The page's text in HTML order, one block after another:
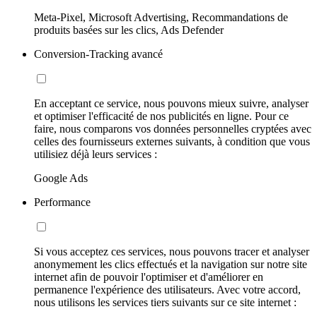
Meta-Pixel, Microsoft Advertising, Recommandations de
produits basées sur les clics, Ads Defender
Conversion-Tracking avancé
En acceptant ce service, nous pouvons mieux suivre, analyser
et optimiser l'efficacité de nos publicités en ligne. Pour ce
faire, nous comparons vos données personnelles cryptées avec
celles des fournisseurs externes suivants, à condition que vous
utilisiez déjà leurs services :
Google Ads
Performance
Si vous acceptez ces services, nous pouvons tracer et analyser
anonymement les clics effectués et la navigation sur notre site
internet afin de pouvoir l'optimiser et d'améliorer en
permanence l'expérience des utilisateurs. Avec votre accord,
nous utilisons les services tiers suivants sur ce site internet :